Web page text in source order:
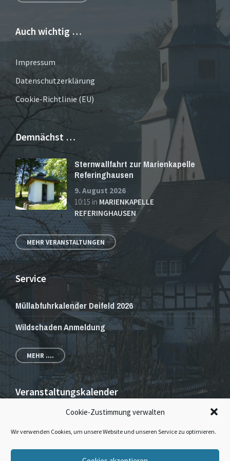
Cookie-Zustimmung verwalten
Wir verwenden Cookies, um unsere Website und unseren Service zu optimieren.
Auch wichtig …
Impressum
Datenschutzerklärung
Cookie-Richtlinie (EU)
Demnächst …
Sternwallfahrt zur Marienkapelle
Referinghausen
9. August 2026
10:15 in MARIENKAPELLE
REFERINGHAUSEN
MEHR VERANSTALTUNGEN
Service
Müllabfuhrkalender Deifeld 2026
Wildschaden Anmeldung
MEHR ....
Veranstaltungskalender
Veranstaltungen und Gottesdienste
FacebookInstagram